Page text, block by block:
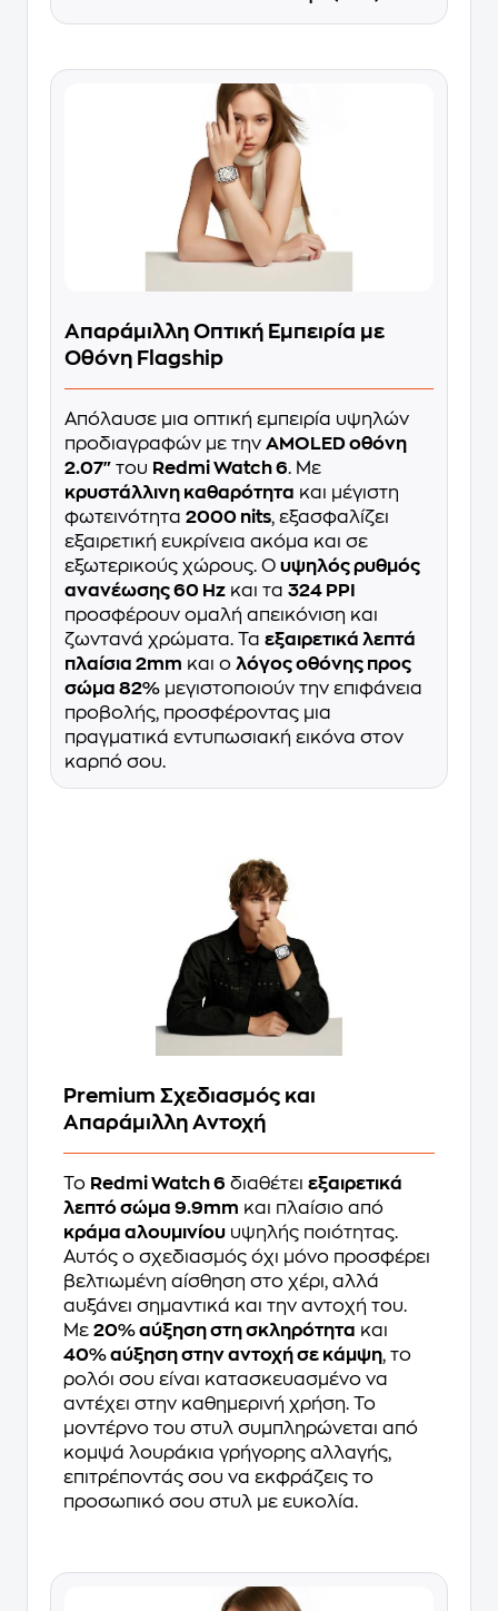
Απαράμιλλη Οπτική Εμπειρία με
Οθόνη Flagship
Απόλαυσε μια οπτική εμπειρία υψηλών
προδιαγραφών με την AMOLED οθόνη
2.07" του Redmi Watch 6. Με
κρυστάλλινη καθαρότητα και μέγιστη
φωτεινότητα 2000 nits, εξασφαλίζει
εξαιρετική ευκρίνεια ακόμα και σε
εξωτερικούς χώρους. Ο υψηλός ρυθμός
ανανέωσης 60 Hz και τα 324 PPI
προσφέρουν ομαλή απεικόνιση και
ζωντανά χρώματα. Τα εξαιρετικά λεπτά
πλαίσια 2mm και ο λόγος οθόνης προς
σώμα 82% μεγιστοποιούν την επιφάνεια
προβολής, προσφέροντας μια
πραγματικά εντυπωσιακή εικόνα στον
καρπό σου.
Premium Σχεδιασμός και
Απαράμιλλη Αντοχή
Το Redmi Watch 6 διαθέτει εξαιρετικά
λεπτό σώμα 9.9mm και πλαίσιο από
κράμα αλουμινίου υψηλής ποιότητας.
Αυτός ο σχεδιασμός όχι μόνο προσφέρει
βελτιωμένη αίσθηση στο χέρι, αλλά
αυξάνει σημαντικά και την αντοχή του.
Με 20% αύξηση στη σκληρότητα και
40% αύξηση στην αντοχή σε κάμψη, το
ρολόι σου είναι κατασκευασμένο να
αντέχει στην καθημερινή χρήση. Το
μοντέρνο του στυλ συμπληρώνεται από
κομψά λουράκια γρήγορης αλλαγής,
επιτρέποντάς σου να εκφράζεις το
προσωπικό σου στυλ με ευκολία.